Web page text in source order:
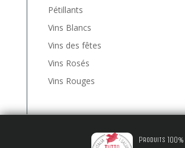
Pétillants
Vins Blancs
Vins des fêtes
Vins Rosés
Vins Rouges
Produits 100%